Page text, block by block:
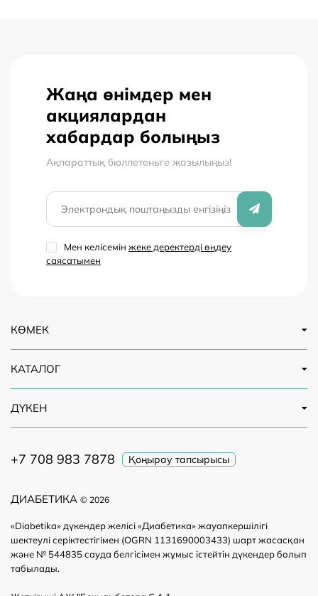
Жаңа өнімдер мен
акциялардан
хабардар болыңыз
Ақпараттық бюллетеньге жазылыңыз!
Мен келісемін жеке деректерді өңдеу
саясатымен
ДИАБЕТИКА © 2026
«Diabetika» дүкендер желісі «Диабетика» жауапкершілігі
шектеулі серіктестігімен (OGRN 1131690003433) шарт жасасқан
және № 544835 сауда белгісімен жұмыс істейтін дүкендер болып
табылады.
КӨМЕК
КАТАЛОГ
ДҮКЕН
+7 708 983 7878 Қоңырау тапсырысы